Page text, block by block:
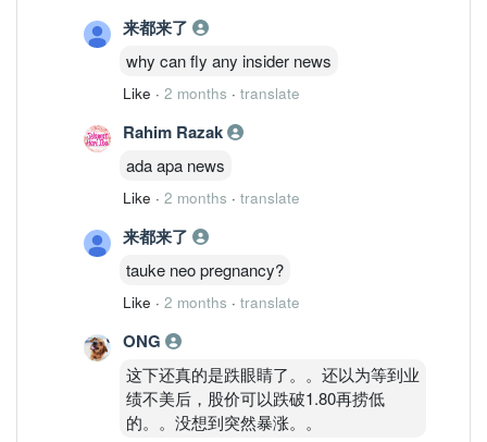
来都来了
why can fly any insider news
Like · 2 months · translate
Rahim Razak
ada apa news
Like · 2 months · translate
来都来了
tauke neo pregnancy?
Like · 2 months · translate
ONG
这下还真的是跌眼睛了。。还以为等到业
绩不美后，股价可以跌破1.80再捞低
的。。没想到突然暴涨。。